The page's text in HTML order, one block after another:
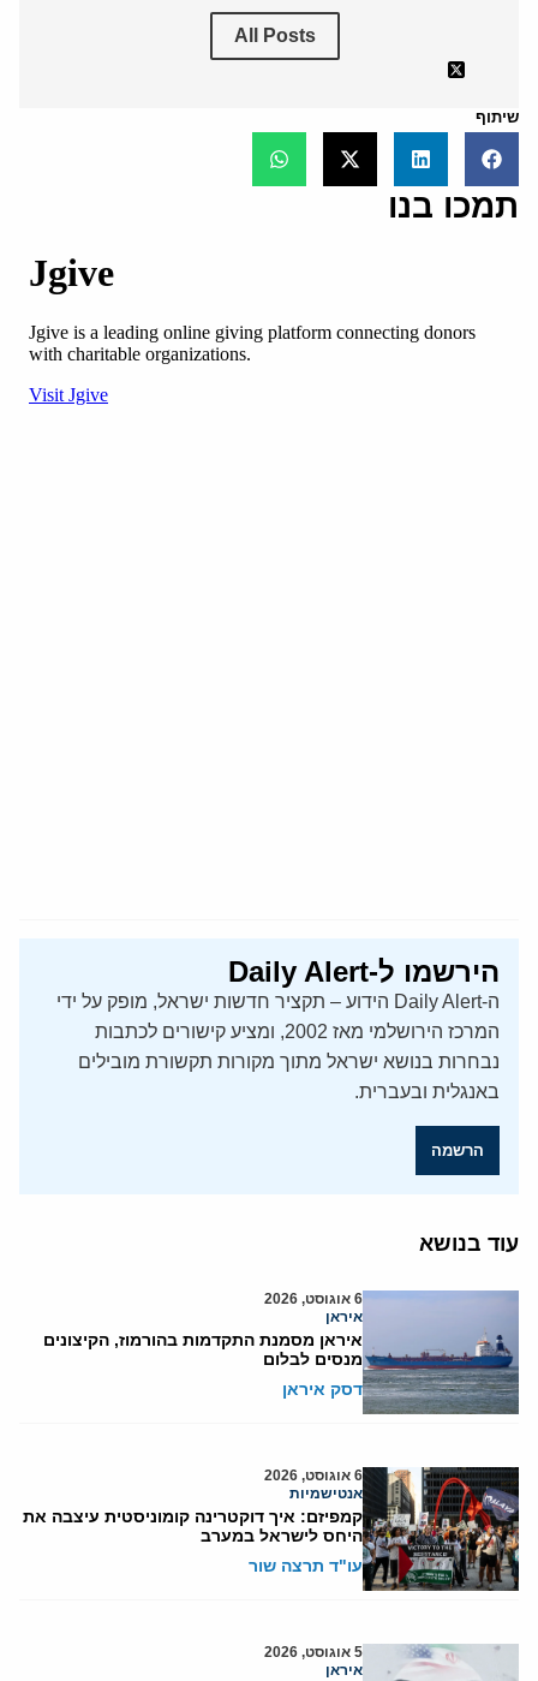
All Posts
שיתוף
תמכו בנו
הירשמו ל-Daily Alert
ה-Daily Alert הידוע – תקציר חדשות ישראל, מופק על ידי
המרכז הירושלמי מאז 2002, ומציע קישורים לכתבות
נבחרות בנושא ישראל מתוך מקורות תקשורת מובילים
באנגלית ובעברית.
הרשמה
עוד בנושא
6 אוגוסט, 2026
איראן
איראן מסמנת התקדמות בהורמוז, הקיצונים
מנסים לבלום
דסק איראן
6 אוגוסט, 2026
אנטישמיות
קמפיזם: איך דוקטרינה קומוניסטית עיצבה את
היחס לישראל במערב
עו"ד תרצה שור
5 אוגוסט, 2026
איראן